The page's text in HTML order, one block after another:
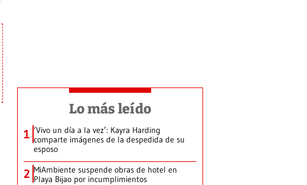
Lo más leído
1 ‘Vivo un día a la vez’: Kayra Harding
comparte imágenes de la despedida de su
esposo
2 MiAmbiente suspende obras de hotel en
Playa Bijao por incumplimientos